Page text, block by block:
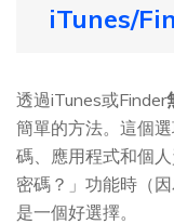
iTunes/
透過iTunes或Finder
簡單的方法。這個
碼、應用程式和個
密碼？」功能時（
是一個好選擇。